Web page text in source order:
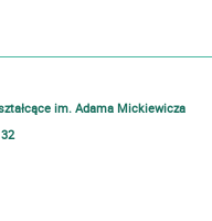
im. Adama Mickiewicza